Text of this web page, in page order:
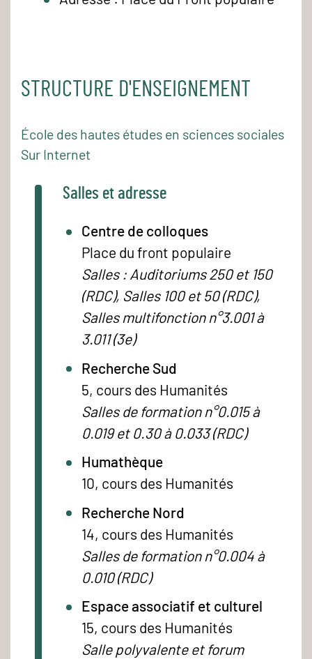
STRUCTURE D'ENSEIGNEMENT
École des hautes études en sciences sociales
Sur Internet
Salles et adresse
Centre de colloques
Place du front populaire
Salles : Auditoriums 250 et 150
(RDC), Salles 100 et 50 (RDC),
Salles multifonction n°3.001 à
3.011 (3e)
Recherche Sud
5, cours des Humanités
Salles de formation n°0.015 à
0.019 et 0.30 à 0.033 (RDC)
Humathèque
10, cours des Humanités
Recherche Nord
14, cours des Humanités
Salles de formation n°0.004 à
0.010 (RDC)
Espace associatif et culturel
15, cours des Humanités
Salle polyvalente et forum